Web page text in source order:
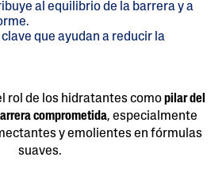
al equilibrio de la barrera y a
clave que ayudan a reducir la
rol de los hidratantes comopilar del
comprometida, especialmente
y emolientes en fórmulas
suaves.